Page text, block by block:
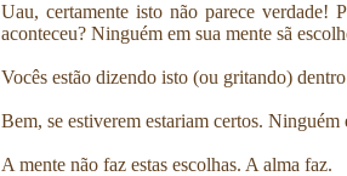
Uau, certamente isto não parece verdade!
aconteceu? Ninguém em sua mente sã
Vocês estão dizendo isto (ou gritando)
Bem, se estiverem estariam certos. Ninguém
A mente não faz estas escolhas. A alma faz.